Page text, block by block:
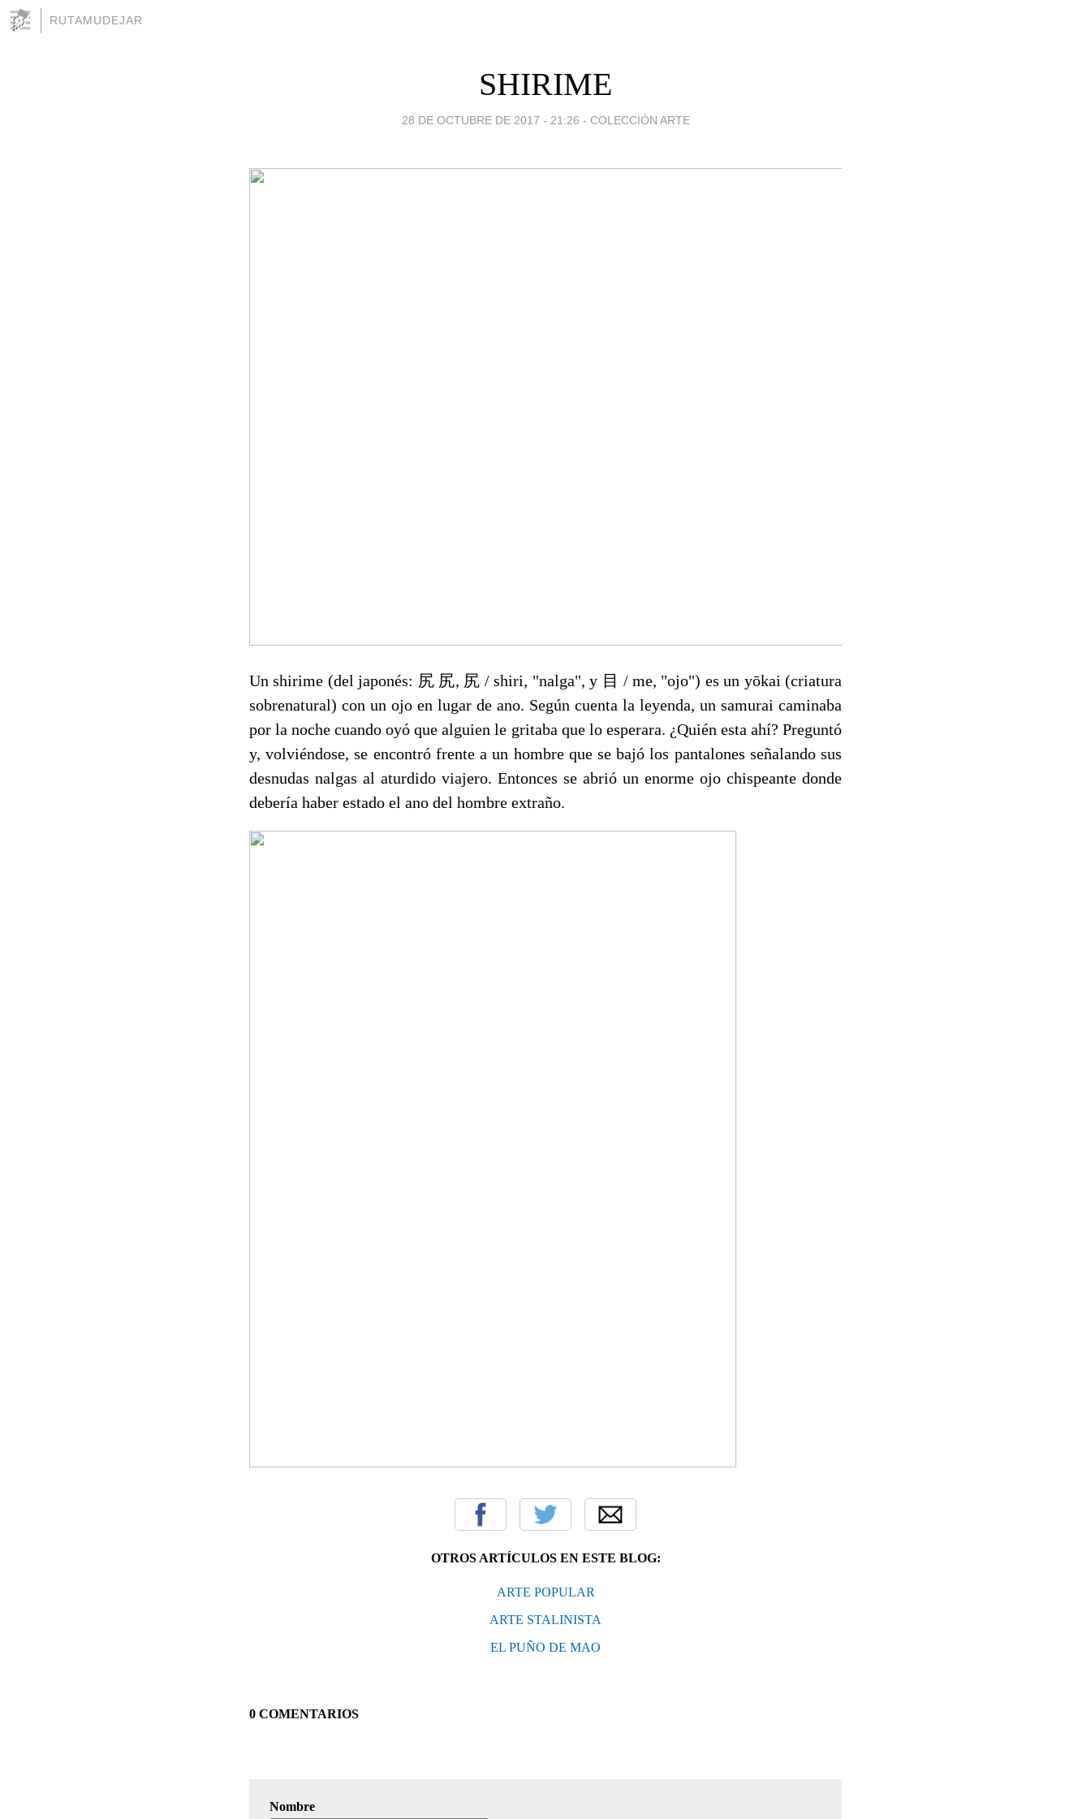
RUTAMUDEJAR
SHIRIME
28 DE OCTUBRE DE 2017 - 21:26 - COLECCIÓN ARTE
Un shirime (del japonés: 尻 尻, 尻 / shiri, "nalga", y 目 / me, "ojo") es un yōkai (criatura
sobrenatural) con un ojo en lugar de ano. Según cuenta la leyenda, un samurai caminaba
por la noche cuando oyó que alguien le gritaba que lo esperara. ¿Quién esta ahí? Preguntó
y, volviéndose, se encontró frente a un hombre que se bajó los pantalones señalando sus
desnudas nalgas al aturdido viajero. Entonces se abrió un enorme ojo chispeante donde
debería haber estado el ano del hombre extraño.
OTROS ARTÍCULOS EN ESTE BLOG:
ARTE POPULAR
ARTE STALINISTA
EL PUÑO DE MAO
0 COMENTARIOS
Nombre